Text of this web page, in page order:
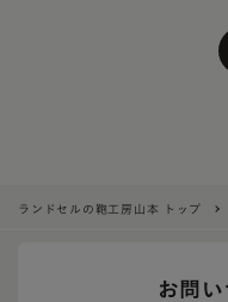
ランドセルの鞄工房山本 トップ
お問